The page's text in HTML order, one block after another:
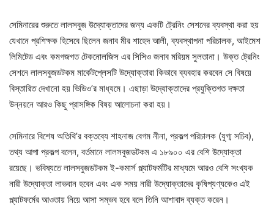
সেমিনারের শুরুতে লালসবুজ উদ্যোক্তাদের জন্য একটি ট্রেনিং সেশনের ব্যবস্থা করা হয়
যেখানে প্রশিক্ষক হিসেবে ছিলেন জনাব মীর শাহেদ আলী, ব্যবস্থাপনা পরিচালক, আইমেশ
লিমিটেড এবং কমগজগত টেকনোলজিস এর সিসিও জনাব মরিয়ম সুলতানা। উক্ত ট্রেনিং
সেশনে লালসবুজডটকম মার্কেটপ্লেসটি উদ্যোক্তারা কিভাবে ব্যবহার করবেন সে বিষয়ে
বিস্তারিত দেখানো হয় ভিডিও’র মাধ্যমে। এছাড়া উদ্যোক্তাদের প্রযুক্তিগত দক্ষতা
উন্নয়নে আরও কিছু প্রাসঙ্গিক বিষয় আলোচনা করা হয়।
সেমিনারে বিশেষ অতিথি’র বক্তব্যে শাহনাজ বেগম নীনা, প্রকল্প পরিচালক (যুগ্ম সচিব),
তথ্য আপা প্রকল্প বলেন, বর্তমানে লালসবুজডটকম এ ১৮৯০০ এর বেশি উদ্যোক্তা
রয়েছে। ভবিষ্যতে লালসবুজডটকম ই-কমার্স প্ল্যাটফর্মটির মাধ্যমে আরও বেশি সংখ্যক
নারী উদ্যোক্তা লাভবান হবেন এবং এক সময় নারী উদ্যোক্তাদের কৃষিপ্যণ্যকেও এই
প্ল্যাটফর্মের আওতায় নিয়ে আসা সম্ভব হবে বলে তিনি আশাবাদ ব্যক্ত করেন।